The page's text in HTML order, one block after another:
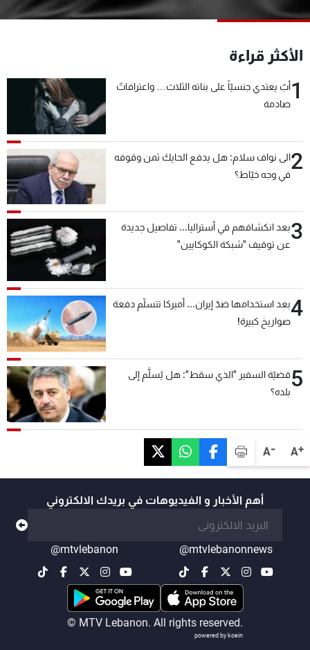
A+
A-
الأكثر قراءة
1أبٌ يعتدي جنسيّاً على بناته الثلاث… واعترافاتٌ
صادمة
2الى نواف سلام: هل يدفع الحايك ثمن وقوفه
في وجه خيّاط؟
3بعد انكشافهم في أستراليا... تفاصيل جديدة
عن توقيف "شبكة الكوكايين"
4بعد استخدامها ضدّ إيران... أميركا تتسلّم دفعة
صواريخ كبيرة!
5قضيّة السفير "الذي سقط": هل يُسلَّم إلى
بلده؟
أهم الأخبار و الفيديوهات في بريدك الالكتروني
@mtvlebanonnews
@mtvlebanon
© MTV Lebanon. All rights reserved.
powered by koein
البرامج
جدول البرامج
شاهد البرامج
الترددات
عن MTV
شروط الإسـتخدام
سياسة الخصوصية